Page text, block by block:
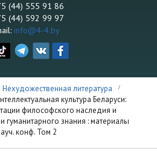
(44) 555 91 86
(44) 592 99 97
info@4-4.by
Нехудожественная литература
культура Беларуси:
философского наследия и
гуманитарного знания : материалы
конф. Том 2